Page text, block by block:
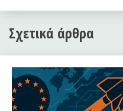
Σχετικά άρθρα